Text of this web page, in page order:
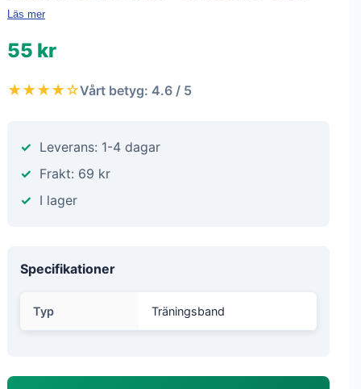
Läs mer
55 kr
★★★★☆Vårt betyg: 4.6 / 5
Leverans: 1-4 dagar
Frakt: 69 kr
I lager
Specifikationer
Typ Träningsband